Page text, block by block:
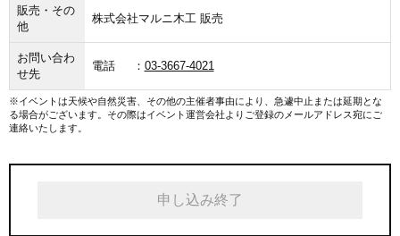
販売・その
他
株式会社マルニ木工 販売
お問い合わ
せ先
電話 03-3667-4021
※イベントは天候や自然災害、その他の主催者事由により、急遽中止または延期とな
る場合がございます。その際はイベント運営会社よりご登録のメールアドレス宛にご
連絡いたします。
申し込み終了